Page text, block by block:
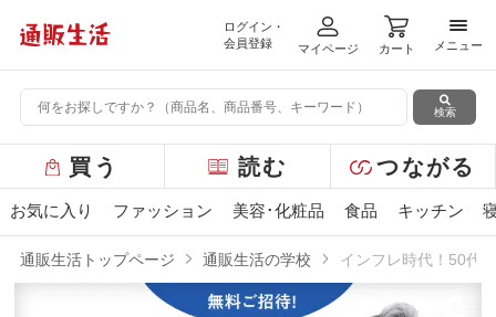
ログイン・
会員登録
マイページ カート
メニ
メニュー
検索
ー
バ
買う 読む つながる
お気に入り ファッション 美容･化粧品 食品 キッチン
通販生活トップページ 通販生活の学校 インフレ時代！50代
インフレ時代！50代からの“損をしない”